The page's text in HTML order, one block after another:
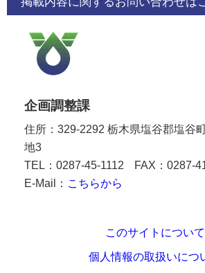
企画調整課
住所：329-2292 栃木県塩谷郡塩谷
地3
TEL：0287-45-1112
FAX：0287-
E-Mail： こちらから
このサイトについて
個人情報の取扱いにつ